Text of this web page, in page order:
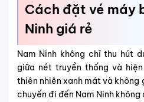
Cách đặt vé máy
Ninh giá rẻ
Nam Ninh không chỉ thu hút
giữa nét truyền thống và
thiên nhiên xanh mát và
chuyến đi đến Nam Ninh